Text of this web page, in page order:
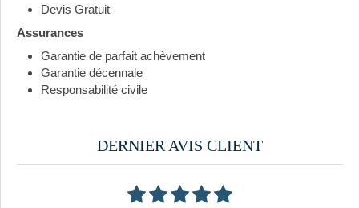
Devis Gratuit
Assurances
Garantie de parfait achèvement
Garantie décennale
Responsabilité civile
DERNIER AVIS CLIENT